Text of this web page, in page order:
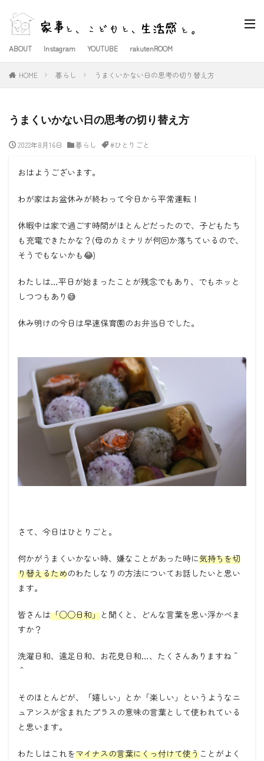
ABOUT Instagram YOUTUBE rakutenROOM
HOME 暮らし うまくいかない日の思考の切り替え方
うまくいかない日の思考の切り替え方
2022年8月16日 暮らし #ひとりごと
おはようございます。
わが家はお盆休みが終わって今日から平常運転！
休暇中は家で過ごす時間がほとんどだったので、子どもたち
も充電できたかな？(母のカミナリが何回か落ちているので、
そうでもないかも😂)
わたしは…平日が始まったことが残念でもあり、でもホッと
しつつもあり😅
休み明けの今日は早速保育園のお弁当日でした。
さて、今日はひとりごと。
何かがうまくいかない時、嫌なことがあった時に気持ちを切
り替えるためのわたしなりの方法についてお話したいと思い
ます。
皆さんは「○○日和」と聞くと、どんな言葉を思い浮かべま
すか？
洗濯日和、遠足日和、お花見日和…、たくさんありますね＾
＾
そのほとんどが、「嬉しい」とか「楽しい」というようなニ
ュアンスが含まれたプラスの意味の言葉として使われている
と思います。
わたしはこれをマイナスの言葉にくっ付けて使うことがよく